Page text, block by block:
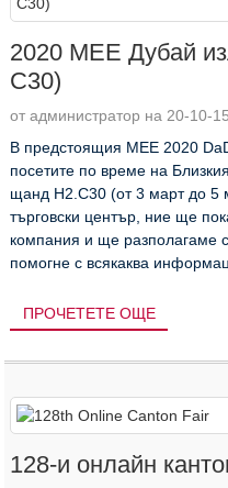
2020 MEE Дубай
C30)
от администратор на 20-10-15
В предстоящия MEE 2020
посетите по време на
щанд H2.C30 (от 3 март до 5
търговски център, ние ще
компания и ще разполагаме
помогне с всякаква
ПРОЧЕТЕТЕ ОЩЕ
128-и онлайн